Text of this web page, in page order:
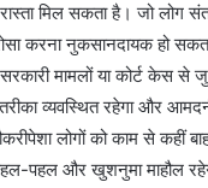
मिल सकता है। जो लोग
करना नुकसानदायक हो
मामलों या कोर्ट केस से
व्यवस्थित रहेगा और
लोगों को काम से कहीं
पहल और खुशनुमा माहौल